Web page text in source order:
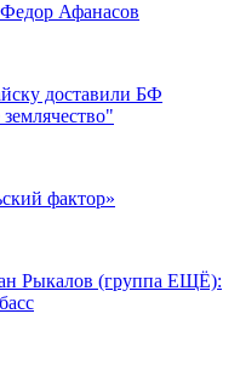
Афанасов
доставили БФ
фактор»
(группа ЕЩЁ):